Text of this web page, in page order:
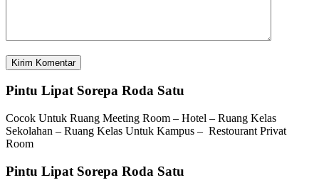
Pintu Lipat Sorepa Roda Satu
Cocok Untuk Ruang Meeting Room – Hotel – Ruang Kelas
Sekolahan – Ruang Kelas Untuk Kampus – Restourant Privat
Room
Pintu Lipat Sorepa Roda Satu